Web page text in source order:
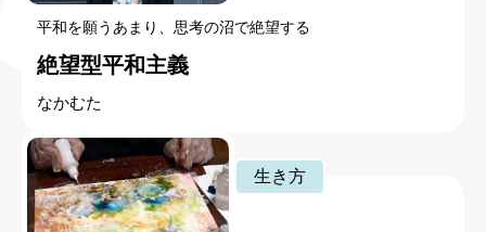
平和を願うあまり、思考の沼で絶望する
絶望型平和主義
なかむた
生き方